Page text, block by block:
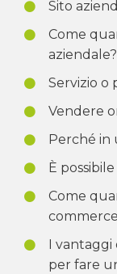
Sito
Come
aziendale?
Servizio o
Vendere
Perché in
È
Come
I
per fare